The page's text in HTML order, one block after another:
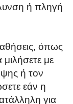
ή πληγή
όπως
με
ή τον
εάν η
για